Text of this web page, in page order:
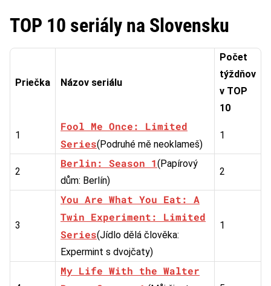
TOP 10 seriály na Slovensku
Priečka Názov seriálu
Počet
týždňov
v TOP
10
1
Fool Me Once: Limited
Series(Podruhé mě neoklameš)
1
2
Berlin: Season 1(Papírový
dům: Berlín)
2
3
You Are What You Eat: A
Twin Experiment: Limited
Series(Jídlo dělá člověka:
Expermint s dvojčaty)
1
My Life With the Walter